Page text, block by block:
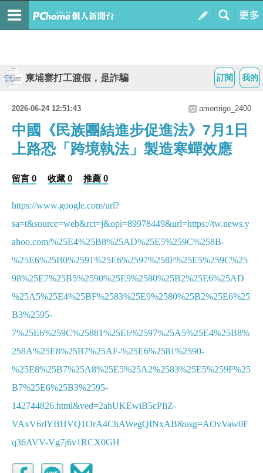
我的
訂閱
柬埔寨打工渡假，是詐騙
2026-06-24 12:51:43 amortrigo_2400
中國《民族團結進步促進法》7月1日
上路恐「跨境執法」製造寒蟬效應
留言 0 收藏 0 推薦 0
https://www.google.com/url?
sa=t&source=web&rct=j&opi=89978449&url=https://tw.news.y
ahoo.com/%25E4%25B8%25AD%25E5%259C%258B-
%25E6%25B0%2591%25E6%2597%258F%25E5%259C%25
98%25E7%25B5%2590%25E9%2580%25B2%25E6%25AD
%25A5%25E4%25BF%2583%25E9%2580%25B2%25E6%25
B3%2595-
7%25E6%259C%25881%25E6%2597%25A5%25E4%25B8%
258A%25E8%25B7%25AF-%25E6%2581%2590-
%25E8%25B7%25A8%25E5%25A2%2583%25E5%259F%25
B7%25E6%25B3%2595-
142744826.html&ved=2ahUKEwiB5cPIiZ-
VAxV6rlYBHVQ1OrA4ChAWegQINxAB&usg=AOvVaw0F
q36AVV-Vg7j6v1RCX0GH